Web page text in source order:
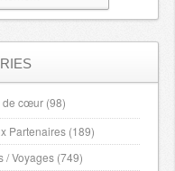
de cœur (98)
Partenaires (189)
/ Voyages (749)